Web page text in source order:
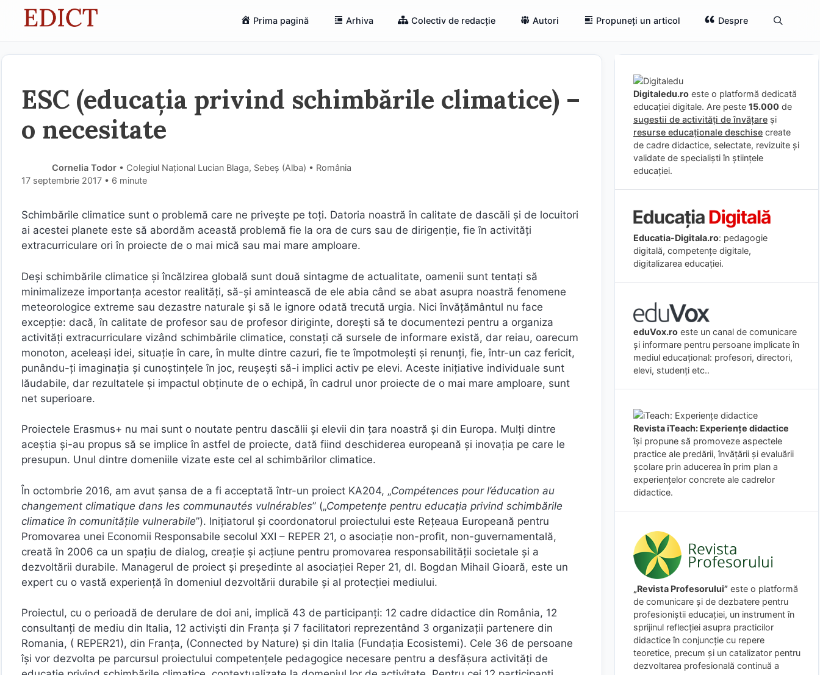
Prima pagină Arhiva Colectiv de redacție Autori Propuneți un articol Despre
ESC (educația privind schimbările climatice) –
o necesitate
Cornelia Todor • Colegiul Național Lucian Blaga, Sebeș (Alba) • România
17 septembrie 2017 • 6 minute
Schimbările climatice sunt o problemă care ne priveşte pe toţi. Datoria noastră în calitate de dascăli şi de locuitori
ai acestei planete este să abordăm această problemă fie la ora de curs sau de dirigenţie, fie în activităţi
extracurriculare ori în proiecte de o mai mică sau mai mare amploare.
Deşi schimbările climatice şi încălzirea globală sunt două sintagme de actualitate, oamenii sunt tentați să
minimalizeze importanța acestor realități, să-şi amintească de ele abia când se abat asupra noastră fenomene
meteorologice extreme sau dezastre naturale şi să le ignore odată trecută urgia. Nici învățământul nu face
excepție: dacă, în calitate de profesor sau de profesor diriginte, doreşti să te documentezi pentru a organiza
activități extracurriculare vizând schimbările climatice, constați că sursele de informare există, dar reiau, oarecum
monoton, aceleaşi idei, situație în care, în multe dintre cazuri, fie te împotmolești şi renunți, fie, într-un caz fericit,
punându-ți imaginația şi cunoştințele în joc, reuşeşti să-i implici activ pe elevi. Aceste inițiative individuale sunt
lăudabile, dar rezultatele şi impactul obținute de o echipă, în cadrul unor proiecte de o mai mare amploare, sunt
net superioare.
Proiectele Erasmus+ nu mai sunt o noutate pentru dascălii şi elevii din țara noastră şi din Europa. Mulți dintre
aceştia şi-au propus să se implice în astfel de proiecte, dată fiind deschiderea europeană şi inovația pe care le
presupun. Unul dintre domeniile vizate este cel al schimbărilor climatice.
În octombrie 2016, am avut şansa de a fi acceptată într-un proiect KA204, „Compétences pour l’éducation au
changement climatique dans les communautés vulnérables” („Competențe pentru educația privind schimbările
climatice în comunitățile vulnerabile”). Inițiatorul și coordonatorul proiectului este Rețeaua Europeană pentru
Promovarea unei Economii Responsabile secolul XXI – REPER 21, o asociație non-profit, non-guvernamentală,
creată în 2006 ca un spațiu de dialog, creație și acțiune pentru promovarea responsabilității societale și a
dezvoltării durabile. Managerul de proiect şi preşedinte al asociației Reper 21, dl. Bogdan Mihail Gioară, este un
expert cu o vastă experienţă în domeniul dezvoltării durabile şi al protecției mediului.
Proiectul, cu o perioadă de derulare de doi ani, implică 43 de participanți: 12 cadre didactice din România, 12
consultanți de mediu din Italia, 12 activişti din Franța şi 7 facilitatori reprezentând 3 organizații partenere din
Romania, ( REPER21), din Franța, (Connected by Nature) şi din Italia (Fundația Ecosistemi). Cele 36 de persoane
îşi vor dezvolta pe parcursul proiectului competențele pedagogice necesare pentru a desfăşura activități de
Digitaledu.ro este o platformă dedicată
educației digitale. Are peste 15.000 de
sugestii de activități de învățare și
resurse educaționale deschise create
de cadre didactice, selectate, revizuite și
validate de specialiști în științele
educației.
Educatia-Digitala.ro: pedagogie
digitală, competențe digitale,
digitalizarea educației.
eduVox.ro este un canal de comunicare
și informare pentru persoane implicate în
mediul educațional: profesori, directori,
elevi, studenți etc..
Revista iTeach: Experienţe didactice
îşi propune să promoveze aspectele
practice ale predării, învăţării şi evaluării
şcolare prin aducerea în prim plan a
experienţelor concrete ale cadrelor
didactice.
„Revista Profesorului” este o platformă
de comunicare și de dezbatere pentru
profesioniștii educației, un instrument în
sprijinul reflecției asupra practicilor
didactice în conjuncție cu repere
teoretice, precum și un catalizator pentru
dezvoltarea profesională continuă a